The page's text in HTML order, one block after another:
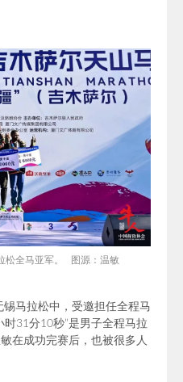
松全马亚军。 图源：温敏
马拉松中，受邀担任全程马
时31分10秒”是男子全程马拉
在成功完赛后，也被很多人